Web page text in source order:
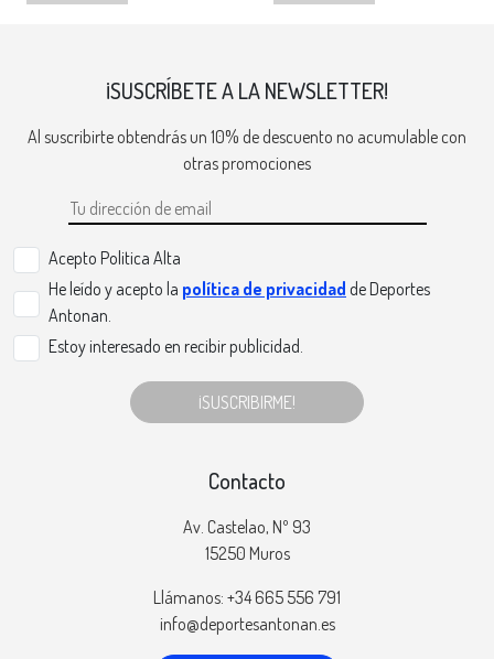
¡SUSCRÍBETE A LA NEWSLETTER!
Al suscribirte obtendrás un 10% de descuento no acumulable con
otras promociones
Acepto Politica Alta
He leído y acepto la política de privacidad de Deportes
Antonan.
Estoy interesado en recibir publicidad.
¡SUSCRIBIRME!
Contacto
Av. Castelao, Nº 93
15250 Muros
Llámanos: +34 665 556 791
info@deportesantonan.es